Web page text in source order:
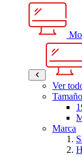
Ver
Marca